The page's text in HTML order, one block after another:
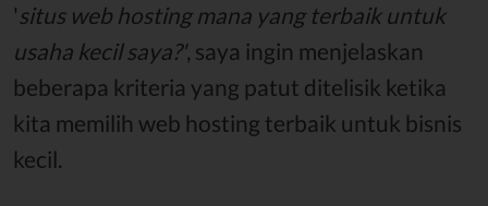
'situs web hosting mana yang terbaik untuk
usaha kecil saya?', saya ingin menjelaskan
beberapa kriteria yang patut ditelisik ketika
kita memilih web hosting terbaik untuk bisnis
kecil.